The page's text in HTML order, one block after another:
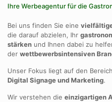
Ihre Werbeagentur für die
Bei uns finden Sie eine
die darauf abzielen, Ihr
stärken und Ihnen dabei zu
der wettbewerbsintensiven
Unser Fokus liegt auf den
Digital Signage und Marketing.
Wir verstehen die einzigartigen